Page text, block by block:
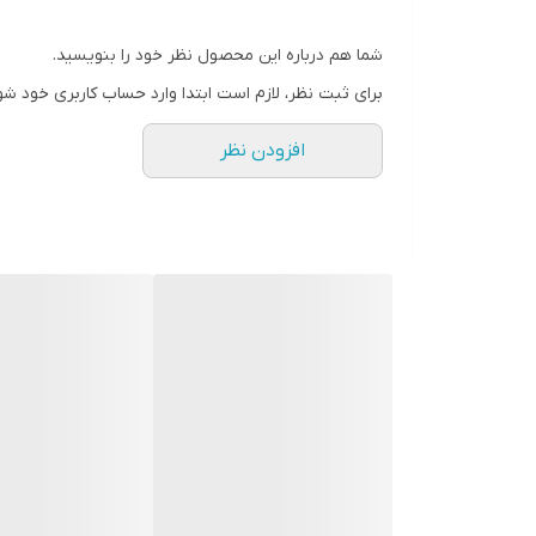
شما هم درباره این محصول نظر خود را بنویسید.
برای ثبت نظر، لازم است ابتدا وارد حساب کاربری خود
افزودن نظر